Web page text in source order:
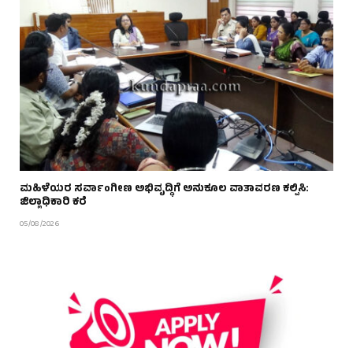
ಮಹಿಳೆಯರ ಸರ್ವಾಂಗೀಣ ಅಭಿವೃದ್ಧಿಗೆ ಅನುಕೂಲ ವಾತಾವರಣ ಕಲ್ಪಿಸಿ:
ಜಿಲ್ಲಾಧಿಕಾರಿ ಕರೆ
05/08/2026